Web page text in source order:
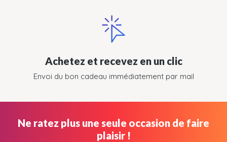
Achetez et recevez en un clic
Envoi du bon cadeau immédiatement par mail
Ne ratez plus une seule occasion de faire
plaisir !